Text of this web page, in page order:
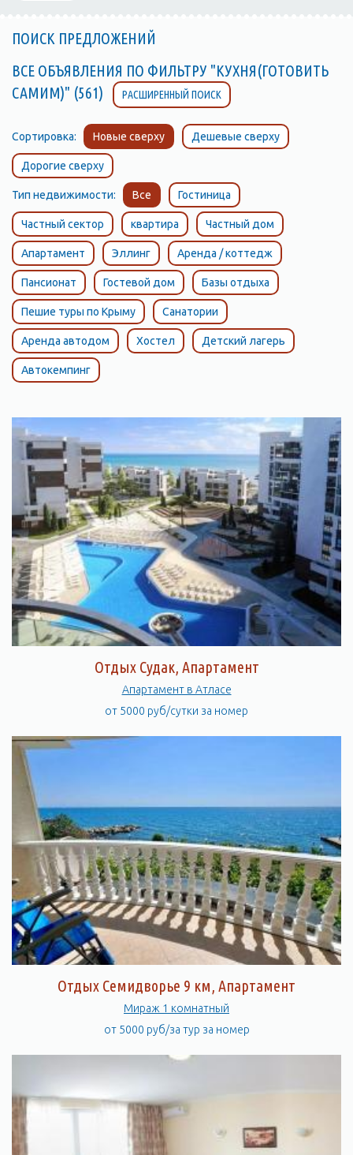
ПОИСК ПРЕДЛОЖЕНИЙ
ВСЕ ОБЪЯВЛЕНИЯ ПО ФИЛЬТРУ "КУХНЯ(ГОТОВИТЬ
САМИМ)" (561)
РАСШИРЕННЫЙ ПОИСК
Сортировка: Новые сверху Дешевые сверху
Дорогие сверху
Тип недвижимости: Все Гостиница
Частный сектор квартира Частный дом
Апартамент Эллинг Аренда / коттедж
Пансионат Гостевой дом Базы отдыха
Пешие туры по Крыму Санатории
Аренда автодом Хостел Детский лагерь
Автокемпинг
Отдых Судак, Апартамент
Апартамент в Атласе
от 5000 руб/сутки за номер
Отдых Семидворье 9 км, Апартамент
Мираж 1 комнатный
от 5000 руб/за тур за номер